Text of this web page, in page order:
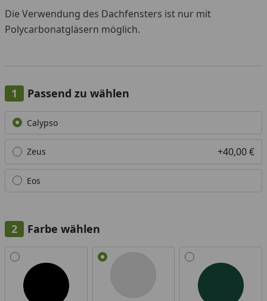
Die Verwendung des Dachfensters ist nur mit
Polycarbonatgläsern möglich.
Passend zu wählen
Alle anzeigen (3)
Calypso
Zeus +40,00 €
Eos
Farbe wählen
Alle anzeigen (3)